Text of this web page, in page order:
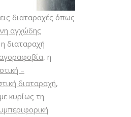
διαταραχές όπως
αγχώδης
διαταραχή
αγοραφοβία, η
–
διαταραχή,
κυρίως τη